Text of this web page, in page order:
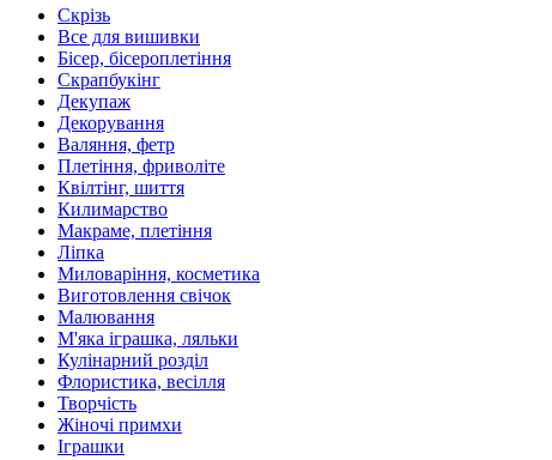
Скрізь
Все для вишивки
Бісер, бісероплетіння
Скрапбукінг
Декупаж
Декорування
Валяння, фетр
Плетіння, фриволіте
Квілтінг, шиття
Килимарство
Макраме, плетіння
Ліпка
Миловаріння, косметика
Виготовлення свічок
Малювання
М'яка іграшка, ляльки
Кулінарний розділ
Флористика, весілля
Творчість
Жіночі примхи
Іграшки